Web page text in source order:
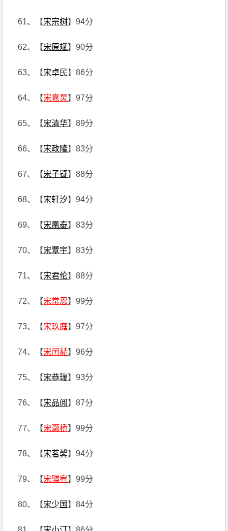
61、【宋宗树】94分
62、【宋原斌】90分
63、【宋卓民】86分
64、【宋嘉炅】97分
65、【宋清华】89分
66、【宋政隆】83分
67、【宋子疑】88分
68、【宋轩汐】94分
69、【宋凰泰】83分
70、【宋覃宇】83分
71、【宋君伦】88分
72、【宋常恩】99分
73、【宋玖庭】97分
74、【宋闰赫】96分
75、【宋恭瑞】93分
76、【宋品阅 】87分
77、【宋灏桥】99分
78、【宋茗馨】94分
79、【宋骐宥】99分
80、【宋少国 】84分